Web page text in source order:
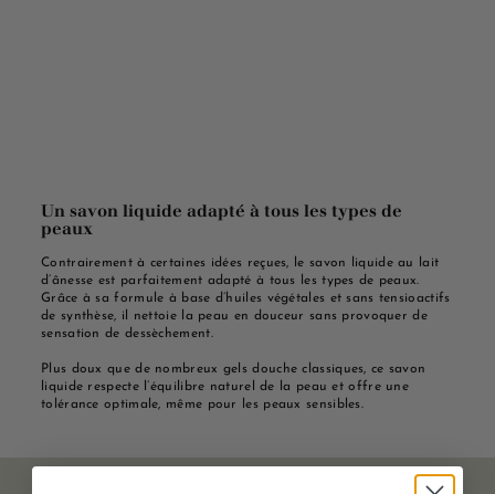
Un savon liquide adapté à tous les types de
peaux
Contrairement à certaines idées reçues, le savon liquide au lait
d’ânesse est parfaitement adapté à tous les types de peaux.
Grâce à sa formule à base d’huiles végétales et sans tensioactifs
de synthèse, il nettoie la peau en douceur sans provoquer de
sensation de dessèchement.
Plus doux que de nombreux gels douche classiques, ce savon
liquide respecte l’équilibre naturel de la peau et offre une
tolérance optimale, même pour les peaux sensibles.